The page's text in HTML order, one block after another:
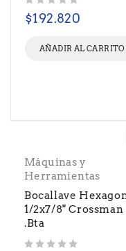
$192.820
AÑADIR AL CARRITO
Máquinas y
Herramientas
Bocallave
1/2x7/8" Crossman
.Bta